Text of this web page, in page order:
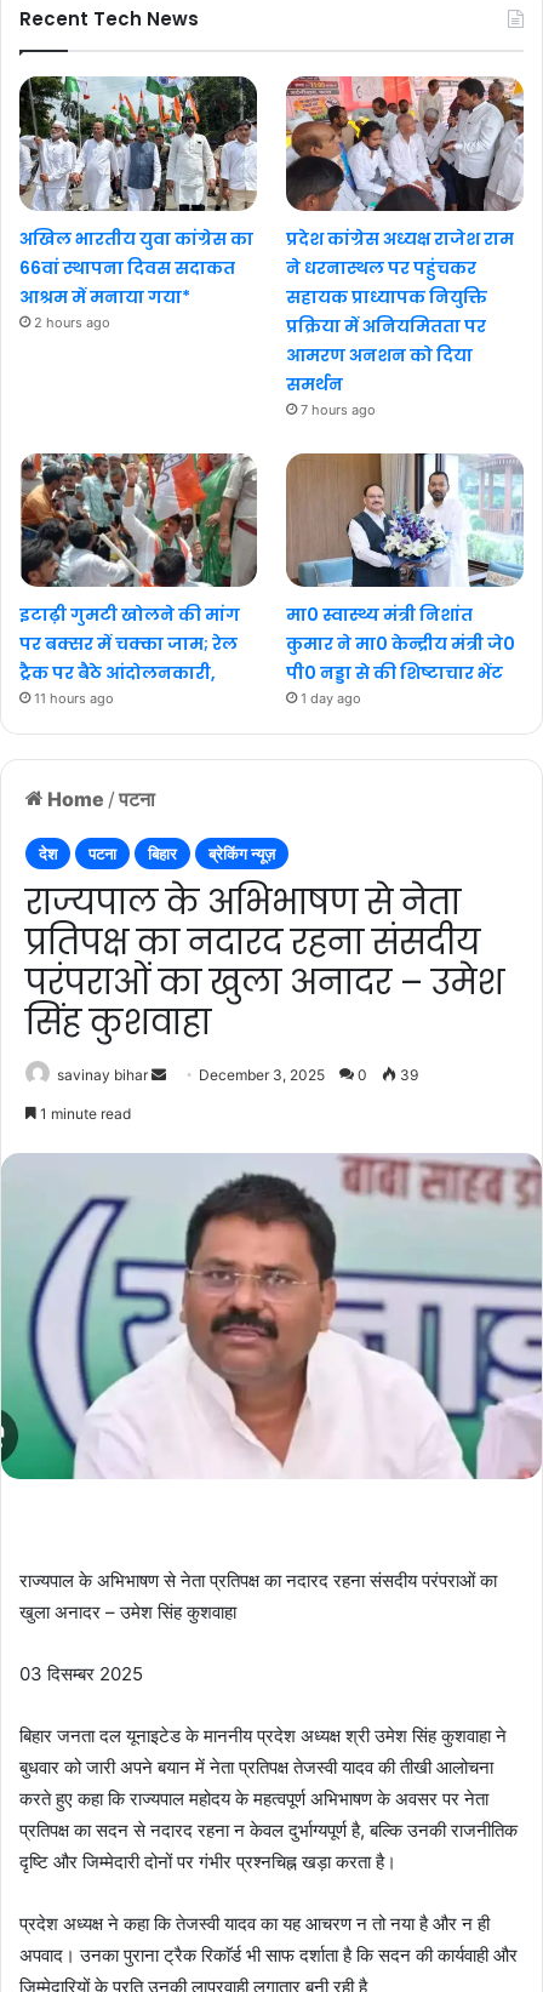
Home / पटना
देश पटना बिहार ब्रेकिंग न्यूज़
राज्यपाल के अभिभाषण से नेता
प्रतिपक्ष का नदारद रहना संसदीय
परंपराओं का खुला अनादर – उमेश
सिंह कुशवाहा
savinay bihar
SendDecember 3, 2025 0 39
1 minute read
राज्यपाल के अभिभाषण से नेता प्रतिपक्ष का नदारद रहना संसदीय परंपराओं का
खुला अनादर – उमेश सिंह कुशवाहा
03 दिसम्बर 2025
बिहार जनता दल यूनाइटेड के माननीय प्रदेश अध्यक्ष श्री उमेश सिंह कुशवाहा ने
बुधवार को जारी अपने बयान में नेता प्रतिपक्ष तेजस्वी यादव की तीखी आलोचना
करते हुए कहा कि राज्यपाल महोदय के महत्वपूर्ण अभिभाषण के अवसर पर नेता
प्रतिपक्ष का सदन से नदारद रहना न केवल दुर्भाग्यपूर्ण है, बल्कि उनकी राजनीतिक
दृष्टि और जिम्मेदारी दोनों पर गंभीर प्रश्नचिह्न खड़ा करता है।
प्रदेश अध्यक्ष ने कहा कि तेजस्वी यादव का यह आचरण न तो नया है और न ही
अपवाद। उनका पुराना ट्रैक रिकाॅर्ड भी साफ दर्शाता है कि सदन की कार्यवाही और
जिम्मेदारियों के प्रति उनकी लापरवाही लगातार बनी रही है
Recent Tech News
अखिल भारतीय युवा कांग्रेस का
66वां स्थापना दिवस सदाकत
आश्रम में मनाया गया*
2 hours ago
प्रदेश कांग्रेस अध्यक्ष राजेश राम
ने धरनास्थल पर पहुंचकर
सहायक प्राध्यापक नियुक्ति
प्रक्रिया में अनियमितता पर
आमरण अनशन को दिया
समर्थन
7 hours ago
इटाढ़ी गुमटी खोलने की मांग
पर बक्सर में चक्का जाम; रेल
ट्रैक पर बैठे आंदोलनकारी,
11 hours ago
मा0 स्वास्थ्य मंत्री निशांत
कुमार ने मा0 केन्द्रीय मंत्री जे0
पी0 नड्डा से की शिष्टाचार भेंट
1 day ago